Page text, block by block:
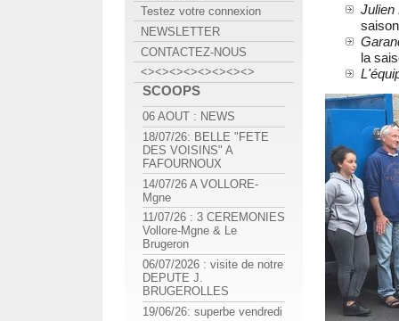
Julien
la
Testez votre connexion
NEWSLETTER
CONTACTEZ-NOUS
<><><><><><><><>
SCOOPS
06 AOUT : NEWS
18/07/26: BELLE "FETE
DES VOISINS" A
FAFOURNOUX
14/07/26 A VOLLORE-
Mgne
11/07/26 : 3 CEREMONIES
Vollore-Mgne & Le
Brugeron
06/07/2026 : visite de notre
DEPUTE J.
BRUGEROLLES
19/06/26: superbe vendredi